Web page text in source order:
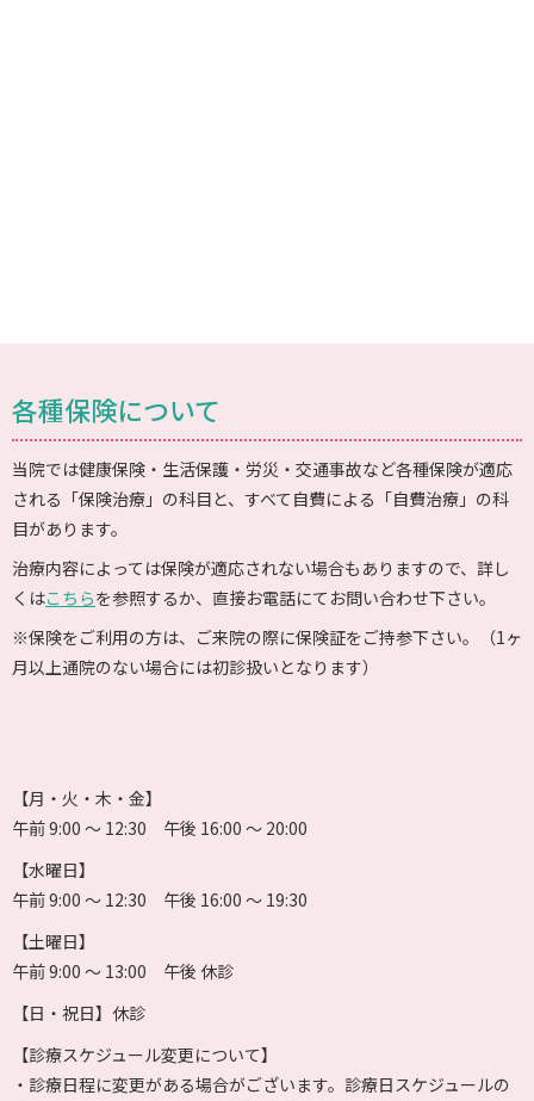
各種保険について
当院では健康保険・生活保護・労災・交通事故など各種保険が適応
される「保険治療」の科目と、すべて自費による「自費治療」の科
目があります。
治療内容によっては保険が適応されない場合もありますので、詳し
くはこちらを参照するか、直接お電話にてお問い合わせ下さい。
※保険をご利用の方は、ご来院の際に保険証をご持参下さい。（1ヶ
月以上通院のない場合には初診扱いとなります）
【月・火・木・金】
午前 9:00 〜 12:30 午後 16:00 〜 20:00
【水曜日】
午前 9:00 〜 12:30 午後 16:00 〜 19:30
【土曜日】
午前 9:00 〜 13:00 午後 休診
【日・祝日】休診
【診療スケジュール変更について】
・診療日程に変更がある場合がございます。診療日スケジュールの